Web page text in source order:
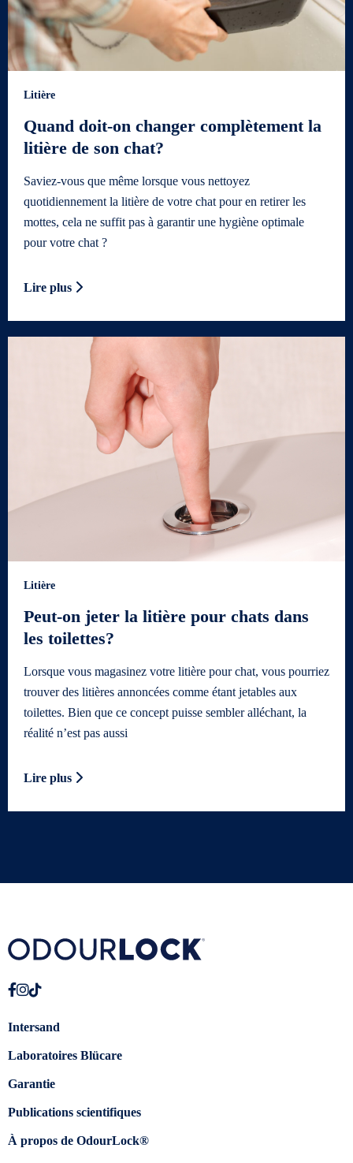
Litière
Quand doit-on changer complètement la
litière de son chat?
Saviez-vous que même lorsque vous nettoyez
quotidiennement la litière de votre chat pour en retirer les
mottes, cela ne suffit pas à garantir une hygiène optimale
pour votre chat ?
Lire plus
Litière
Peut-on jeter la litière pour chats dans
les toilettes?
Lorsque vous magasinez votre litière pour chat, vous pourriez
trouver des litières annoncées comme étant jetables aux
toilettes. Bien que ce concept puisse sembler alléchant, la
réalité n’est pas aussi
Lire plus
Intersand
Laboratoires Blücare
Garantie
Publications scientifiques
À propos de OdourLock®